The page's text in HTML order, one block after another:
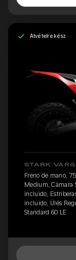
Átvételre kész
STARK
Freno de mano,
Medium, Cámara
incluido,
incluido, Ülés
Standard 60 LE